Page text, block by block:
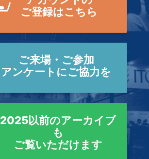
ご登録はこちら
ご来場・ご参加
アンケートにご協力を
2025以前のアーカイブ
も
ご覧いただけます